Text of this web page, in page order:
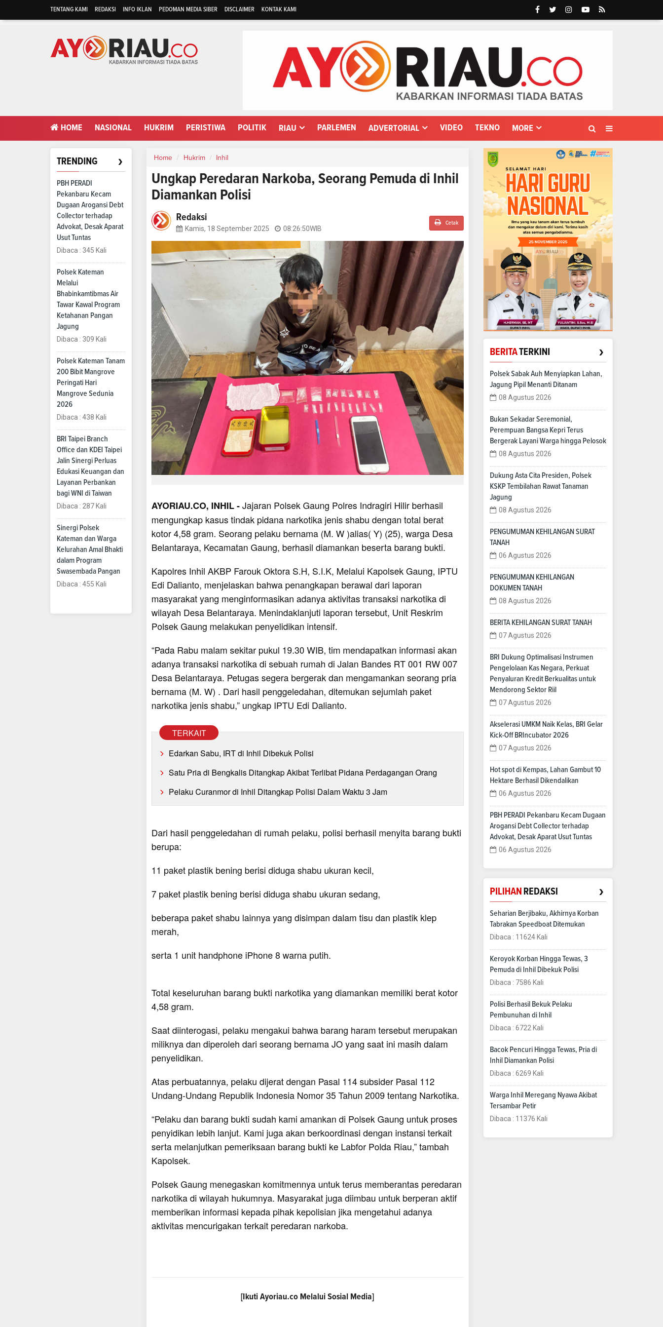
TENTANG KAMI REDAKSI INFO IKLAN PEDOMAN MEDIA SIBER DISCLAIMER KONTAK KAMI
HOME NASIONAL HUKRIM PERISTIWA POLITIK RIAU PARLEMEN ADVERTORIAL VIDEO TEKNO MORE
TRENDING ›
PBH PERADI
Pekanbaru Kecam
Dugaan Arogansi Debt
Collector terhadap
Advokat, Desak Aparat
Usut Tuntas
Dibaca : 345 Kali
Polsek Kateman
Melalui
Bhabinkamtibmas Air
Tawar Kawal Program
Ketahanan Pangan
Jagung
Dibaca : 309 Kali
Polsek Kateman Tanam
200 Bibit Mangrove
Peringati Hari
Mangrove Sedunia
2026
Dibaca : 438 Kali
BRI Taipei Branch
Office dan KDEI Taipei
Jalin Sinergi Perluas
Edukasi Keuangan dan
Layanan Perbankan
bagi WNI di Taiwan
Dibaca : 287 Kali
Sinergi Polsek
Kateman dan Warga
Kelurahan Amal Bhakti
dalam Program
Swasembada Pangan
Dibaca : 455 Kali
Home Hukrim Inhil
Ungkap Peredaran Narkoba, Seorang Pemuda di Inhil
Diamankan Polisi
Redaksi
Kamis, 18 September 2025 08:26:50WIB
Cetak
AYORIAU.CO, INHIL -Jajaran Polsek Gaung Polres Indragiri Hilir berhasil
mengungkap kasus tindak pidana narkotika jenis shabu dengan total berat
kotor 4,58 gram. Seorang pelaku bernama (M. W )alias( Y) (25), warga Desa
Belantaraya, Kecamatan Gaung, berhasil diamankan beserta barang bukti.
Kapolres Inhil AKBP Farouk Oktora S.H, S.I.K, Melalui Kapolsek Gaung, IPTU
Edi Dalianto, menjelaskan bahwa penangkapan berawal dari laporan
masyarakat yang menginformasikan adanya aktivitas transaksi narkotika di
wilayah Desa Belantaraya. Menindaklanjuti laporan tersebut, Unit Reskrim
Polsek Gaung melakukan penyelidikan intensif.
“Pada Rabu malam sekitar pukul 19.30 WIB, tim mendapatkan informasi akan
adanya transaksi narkotika di sebuah rumah di Jalan Bandes RT 001 RW 007
Desa Belantaraya. Petugas segera bergerak dan mengamankan seorang pria
bernama (M. W) . Dari hasil penggeledahan, ditemukan sejumlah paket
narkotika jenis shabu,” ungkap IPTU Edi Dalianto.
TERKAIT
Edarkan Sabu, IRT di Inhil Dibekuk Polisi
Satu Pria di Bengkalis Ditangkap Akibat Terlibat Pidana Perdagangan Orang
Pelaku Curanmor di Inhil Ditangkap Polisi Dalam Waktu 3 Jam
Dari hasil penggeledahan di rumah pelaku, polisi berhasil menyita barang bukti
berupa:
11 paket plastik bening berisi diduga shabu ukuran kecil,
7 paket plastik bening berisi diduga shabu ukuran sedang,
beberapa paket shabu lainnya yang disimpan dalam tisu dan plastik klep
merah,
serta 1 unit handphone iPhone 8 warna putih.
Total keseluruhan barang bukti narkotika yang diamankan memiliki berat kotor
4,58 gram.
Saat diinterogasi, pelaku mengakui bahwa barang haram tersebut merupakan
miliknya dan diperoleh dari seorang bernama JO yang saat ini masih dalam
penyelidikan.
Atas perbuatannya, pelaku dijerat dengan Pasal 114 subsider Pasal 112
Undang-Undang Republik Indonesia Nomor 35 Tahun 2009 tentang Narkotika.
“Pelaku dan barang bukti sudah kami amankan di Polsek Gaung untuk proses
penyidikan lebih lanjut. Kami juga akan berkoordinasi dengan instansi terkait
serta melanjutkan pemeriksaan barang bukti ke Labfor Polda Riau,” tambah
Kapolsek.
Polsek Gaung menegaskan komitmennya untuk terus memberantas peredaran
narkotika di wilayah hukumnya. Masyarakat juga diimbau untuk berperan aktif
memberikan informasi kepada pihak kepolisian jika mengetahui adanya
aktivitas mencurigakan terkait peredaran narkoba.
[IkutiAyoriau.co Melalui Sosial Media]
BERITATERKINI ›
Polsek Sabak Auh Menyiapkan Lahan,
Jagung Pipil Menanti Ditanam
08 Agustus 2026
Bukan Sekadar Seremonial,
Perempuan Bangsa Kepri Terus
Bergerak Layani Warga hingga Pelosok
08 Agustus 2026
Dukung Asta Cita Presiden, Polsek
KSKP Tembilahan Rawat Tanaman
Jagung
08 Agustus 2026
PENGUMUMAN KEHILANGAN SURAT
TANAH
06 Agustus 2026
PENGUMUMAN KEHILANGAN
DOKUMEN TANAH
08 Agustus 2026
BERITA KEHILANGAN SURAT TANAH
07 Agustus 2026
BRI Dukung Optimalisasi Instrumen
Pengelolaan Kas Negara, Perkuat
Penyaluran Kredit Berkualitas untuk
Mendorong Sektor Riil
07 Agustus 2026
Akselerasi UMKM Naik Kelas, BRI Gelar
Kick-Off BRIncubator 2026
07 Agustus 2026
Hot spot di Kempas, Lahan Gambut 10
Hektare Berhasil Dikendalikan
06 Agustus 2026
PBH PERADI Pekanbaru Kecam Dugaan
Arogansi Debt Collector terhadap
Advokat, Desak Aparat Usut Tuntas
06 Agustus 2026
PILIHAN REDAKSI ›
Seharian Berjibaku, Akhirnya Korban
Tabrakan Speedboat Ditemukan
Dibaca : 11624 Kali
Keroyok Korban Hingga Tewas, 3
Pemuda di Inhil Dibekuk Polisi
Dibaca : 7586 Kali
Polisi Berhasil Bekuk Pelaku
Pembunuhan di Inhil
Dibaca : 6722 Kali
Bacok Pencuri Hingga Tewas, Pria di
Inhil Diamankan Polisi
Dibaca : 6269 Kali
Warga Inhil Meregang Nyawa Akibat
Tersambar Petir
Dibaca : 11376 Kali